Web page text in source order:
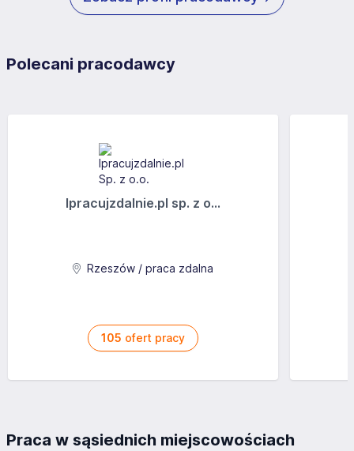
Polecani pracodawcy
Ipracujzdalnie.pl sp. z o...
Rzeszów / praca zdalna
105 ofert pracy
Praca w sąsiednich miejscowościach